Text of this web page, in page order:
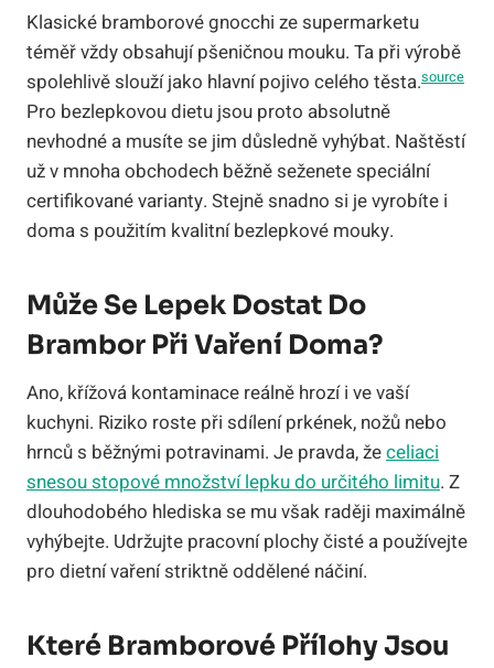
Klasické bramborové gnocchi ze supermarketu
téměř vždy obsahují pšeničnou mouku. Ta při výrobě
spolehlivě slouží jako hlavní pojivo celého těsta.source
Pro bezlepkovou dietu jsou proto absolutně
nevhodné a musíte se jim důsledně vyhýbat. Naštěstí
už v mnoha obchodech běžně seženete speciální
certifikované varianty. Stejně snadno si je vyrobíte i
doma s použitím kvalitní bezlepkové mouky.
Může Se Lepek Dostat Do
Brambor Při Vaření Doma?
Ano, křížová kontaminace reálně hrozí i ve vaší
kuchyni. Riziko roste při sdílení prkének, nožů nebo
hrnců s běžnými potravinami. Je pravda, žeceliaci
snesou stopové množství lepku do určitého limitu. Z
dlouhodobého hlediska se mu však raději maximálně
vyhýbejte. Udržujte pracovní plochy čisté a používejte
pro dietní vaření striktně oddělené náčiní.
Které Bramborové Přílohy Jsou